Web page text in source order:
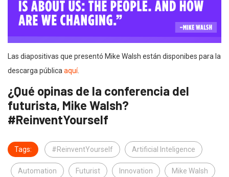
Las diapositivas que presentó Mike Walsh están disponibes para la
descarga públicaaquí.
¿Qué opinas de la conferencia del
futurista, Mike Walsh?
#ReinventYourself
Tags: #ReinventYourself Artificial Inteligence
Automation Futurist Innovation Mike Walsh